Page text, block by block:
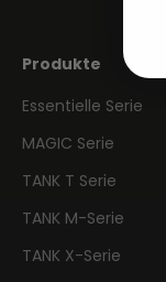
Produkte
Essentielle Serie
MAGIC Serie
TANK T Serie
TANK M-Serie
TANK X-Serie